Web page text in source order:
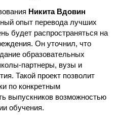
Никита Вдовин
опыт перевода лучших
будет распространяться на
Он уточнил, что
образовательных
партнеры, вузы и
Такой проект позволит
по конкретным
выпускников возможностью
обучения.